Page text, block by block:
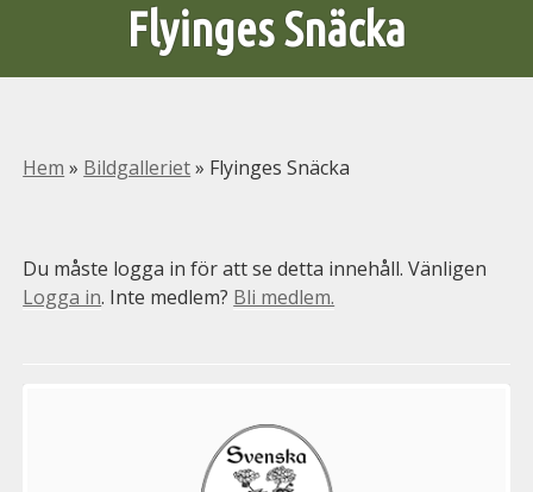
Flyinges Snäcka
Hem » Bildgalleriet» Flyinges Snäcka
Du måste logga in för att se detta innehåll. Vänligen
Logga in. Inte medlem? Bli medlem.